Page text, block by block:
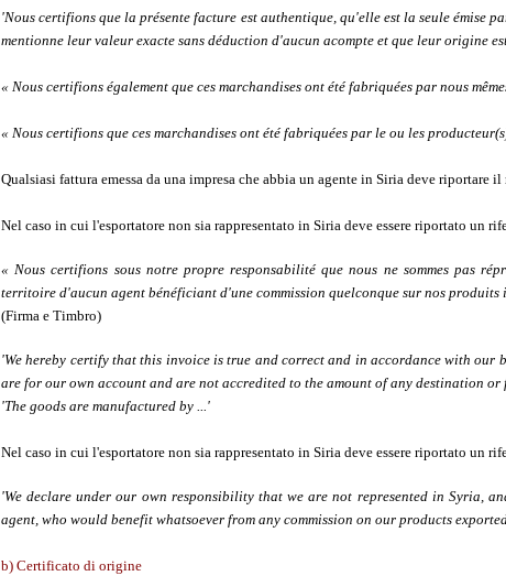
'Nous certifions que la présente facture est authentique, qu'elle est la seule émise
mentionne leur valeur exacte sans déduction d'aucun acompte et que leur origine
« Nous certifions également que ces marchandises ont été fabriquées par nous
« Nous certifions que ces marchandises ont été fabriquées par le ou les
Qualsiasi fattura emessa da una impresa che abbia un agente in Siria deve riportare
Nel caso in cui l'esportatore non sia rappresentato in Siria deve essere riportato un
« Nous certifions sous notre propre responsabilité que nous ne sommes pas
territoire d'aucun agent bénéficiant d'une commission quelconque sur nos produits
(Firma e Timbro)
'We hereby certify that this invoice is true and correct and in accordance with our
are for our own account and are not accredited to the amount of any destination
'The goods are manufactured by ...'
Nel caso in cui l'esportatore non sia rappresentato in Siria deve essere riportato un
'We declare under our own responsibility that we are not represented in Syria,
agent, who would benefit whatsoever from any commission on our products
b) Certificato di origine